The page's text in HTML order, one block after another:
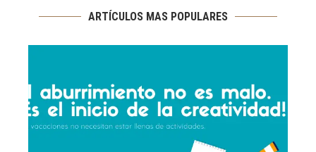
ARTÍCULOS MAS POPULARES